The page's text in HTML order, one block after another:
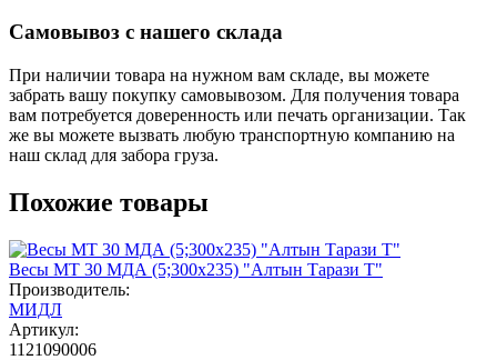
Самовывоз с нашего склада
При наличии товара на нужном вам складе, вы можете
забрать вашу покупку самовывозом. Для получения товара
вам потребуется доверенность или печать организации. Так
же вы можете вызвать любую транспортную компанию на
наш склад для забора груза.
Похожие товары
Весы МТ 30 МДА (5;300x235) "Алтын Тарази Т"
Производитель:
МИДЛ
Артикул:
1121090006